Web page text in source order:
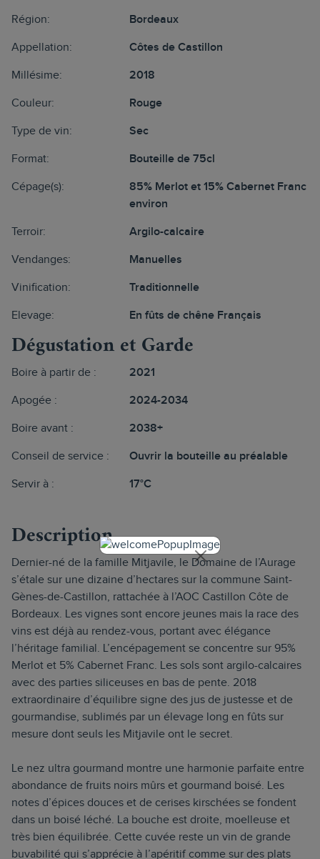
Région: Bordeaux
Appellation: Côtes de Castillon
Millésime: 2018
Couleur: Rouge
Type de vin: Sec
Format: Bouteille de 75cl
Cépage(s):
85% Merlot et 15% Cabernet Franc
environ
Terroir: Argilo-calcaire
Vendanges: Manuelles
Vinification: Traditionnelle
Elevage: En fûts de chêne Français
Dégustation et Garde
Boire à partir de : 2021
Apogée : 2024-2034
Boire avant : 2038+
Conseil de service : Ouvrir la bouteille au préalable
Servir à : 17°C
Description
Dernier-né de la famille Mitjavile, le Domaine de l’Aurage
s’étale sur une dizaine d’hectares sur la commune Saint-
Gènes-de-Castillon, rattachée à l’AOC Castillon Côte de
Bordeaux. Les vignes sont encore jeunes mais la race des
vins est déjà au rendez-vous, portant avec élégance
l’héritage familial. L’encépagement se concentre sur 95%
Merlot et 5% Cabernet Franc. Les sols sont argilo-calcaires
avec des parties siliceuses en bas de pente. 2018
extraordinaire d’équilibre signe des jus de justesse et de
gourmandise, sublimés par un élevage long en fûts sur
mesure dont seuls les Mitjavile ont le secret.
Le nez ultra gourmand montre une harmonie parfaite entre
abondance de fruits noirs mûrs et gourmand boisé. Les
notes d’épices douces et de cerises kirschées se fondent
dans un boisé léché. La bouche est droite, moelleuse et
très bien équilibrée. Cette cuvée reste un vin de grande
buvabilité qui s’apprécie à l’apéritif comme sur des plats